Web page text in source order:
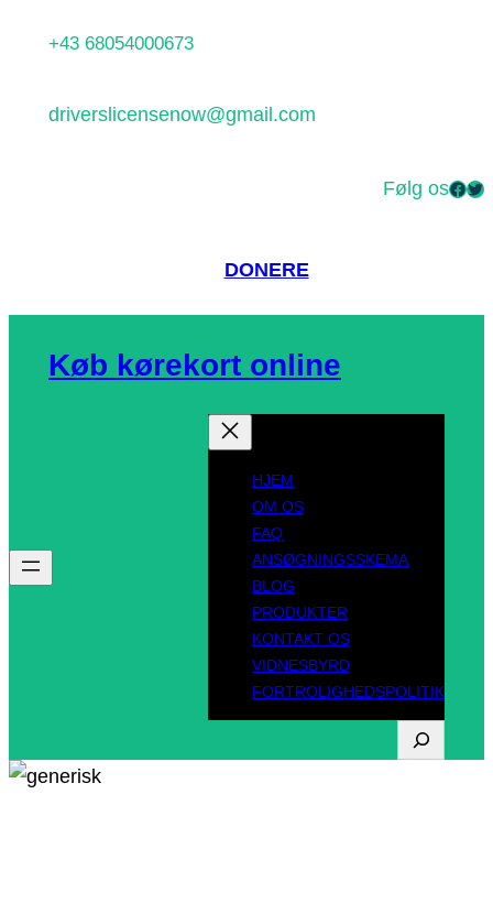
+43 68054000673
driverslicensenow@gmail.com
Følg osFacebook Twitter
DONERE
Køb kørekort online
HJEM
OM OS
FAQ
ANSØGNINGSSKEMA
BLOG
PRODUKTER
KONTAKT OS
VIDNESBYRD
FORTROLIGHEDSPOLITIK